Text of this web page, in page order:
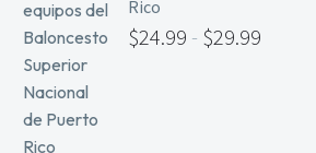
Rico
$24.99 - $29.99